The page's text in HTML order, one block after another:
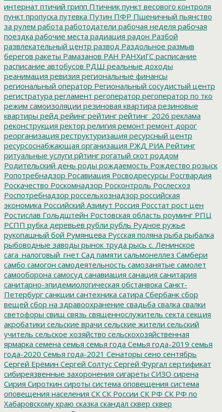
интернат птичий грипп Птичник пункт весового контроля
пункт пропуска путевка Путин ПФР Пшеничный пьянство
за рулем работа работодатели рабочая неделя рабочая
поездка рабочие места радиация радон Разбой
развлекательный центр развод Раздольное размыв
берегов ракеты Рамазанов РАН РАНХиГС расписание
расписание автобусов РДШ реальные доходы
реанимация ревизия региональные финансы
региональный оператор Региональный сосудистый центр
регистратура регламент регоператор регоператор по тко
режим самоизоляции резиновая квартира резиновые
квартиры рейд рейинг рейтинг рейтинг_2026 реклама
реконструкция ректор религия ремонт ремонт дорог
реорганизация реструктуризация ресурсный центр
ресурсоснабжающая организация РЖД РИА Рейтинг
ритуальные услуги рйтинг рогатый скот роддом
Родительский день роды рождаемость Рождество розыск
Ропотребнадзор Росавиация Росводресурсы Росгвардия
Роскачество Роскомнадзор Росконтроль Рослесхоз
Роспотребнадзор россельхознадзор российская
экономика Российский Азимут Россия Росстат рост цен
Ростислав Гольдштейн Ростовская область роуминг РПЦ
РСПП рубка деревьев рубли рубль Рудное ружье
рукопашный бой Румянцева Русская поляна рыба рыбалка
рыбоводные заводы рынок труда рысь с. Ленинское
сага_налоговый_гнет Сад памяти сальмонеллез Самбери
самбо самогон самодеятельность самозанятые самолет
самооборона самосуд санавиация санация санитария
санитарно-эпидемиологическая обстанвока Санкт-
Петербург санкции сантехника сатира Сбербанк сбор
вещей сбор на здравоохранение свадьба свалка свалки
светофоры свищ связь священнослужитель секта секция
акробатики сельские врачи сельские жители сельский
учитель сельское хозяйство сельскохозяйственная
ярмарка семена семья семья года Семья года-2019 семья
года-2020 Семья года-2021 Сенаторы сено сентябрь
Сергей Ерёмин Сергей Солтус Сергей Фургал сертификат
сибиреязвенные захоронения сигареты СИЗО сирена
Сирия Сироткин сироты система оповещения система
оповещения населения СК СК России СК РФ СК РФ по
Хабаровскому краю сказка скандал сквер сквер